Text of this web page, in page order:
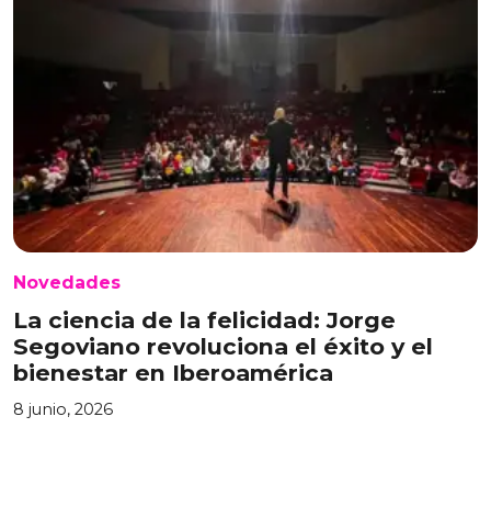
Novedades
La ciencia de la felicidad: Jorge
Segoviano revoluciona el éxito y el
bienestar en Iberoamérica
8 junio, 2026